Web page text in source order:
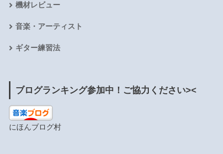
機材レビュー
音楽・アーティスト
ギター練習法
ブログランキング参加中！ご協力ください><
にほんブログ村